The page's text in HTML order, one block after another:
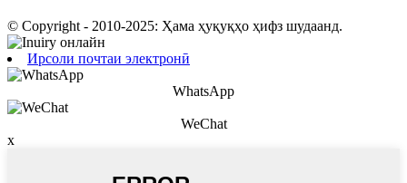
© Copyright - 2010-2025: Ҳама ҳуқуқҳо ҳифз шудаанд.
Ирсоли почтаи электронӣ
WhatsApp
WeChat
x